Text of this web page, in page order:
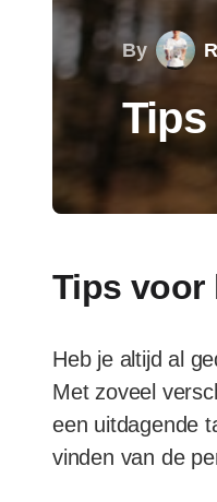
By
Tips
Tips voor
Heb je altijd al
Met zoveel
een uitdagende
vinden van de